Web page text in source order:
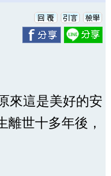
來這是美好的安
世十多年後，